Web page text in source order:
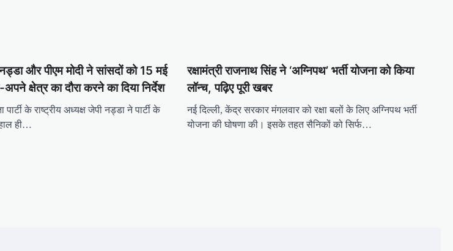
नड्डा और पीएम मोदी ने सांसदों को 15 मई
क्षेत्र का दौरा करने का दिया निर्देश
के राष्ट्रीय अध्यक्ष जेपी नड्डा ने पार्टी के
ही…
रक्षामंत्री राजनाथ सिंह ने ‘अग्निपथ’ भर्ती योजना को किया
लॉन्च, पढ़िए पूरी खबर
नई दिल्ली, केंद्र सरकार मंगलवार को रक्षा बलों के लिए अग्निपथ भर्ती
योजना की घोषणा की। इसके तहत सैनिकों को सिर्फ…